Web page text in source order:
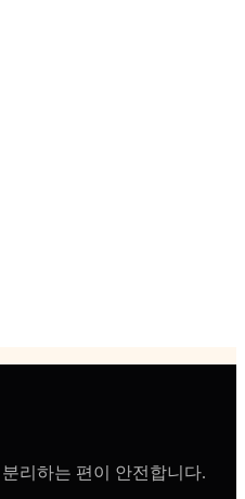
리하는 편이 안전합니다.